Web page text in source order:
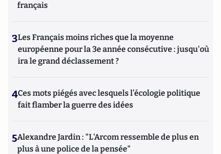
français
3Les Français moins riches que la moyenne
européenne pour la 3e année consécutive : jusqu'où
ira le grand déclassement ?
4Ces mots piégés avec lesquels l’écologie politique
fait flamber la guerre des idées
5Alexandre Jardin : "L'Arcom ressemble de plus en
plus à une police de la pensée"